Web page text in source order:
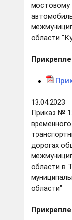
мостовому
области
13.04.2023
Приказ №
дорогах
области в
области"